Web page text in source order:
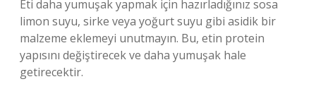
Eti daha yumuşak yapmak için hazırladığınız sosa
limon suyu, sirke veya yoğurt suyu gibi asidik bir
malzeme eklemeyi unutmayın. Bu, etin protein
yapısını değiştirecek ve daha yumuşak hale
getirecektir.